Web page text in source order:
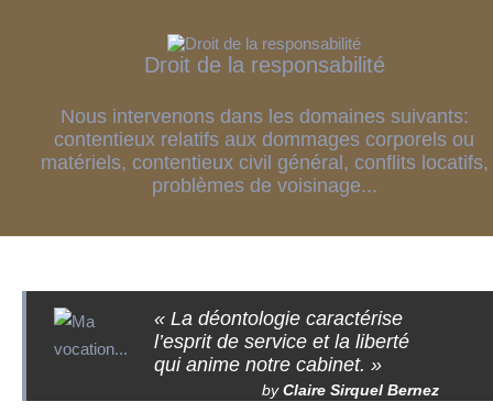
Droit de la responsabilité
Nous intervenons dans les domaines suivants:
contentieux relatifs aux dommages corporels ou
matériels, contentieux civil général, conflits locatifs,
problèmes de voisinage...
« La déontologie caractérise
l’esprit de service et la liberté
qui anime notre cabinet. »
byClaire Sirquel Bernez